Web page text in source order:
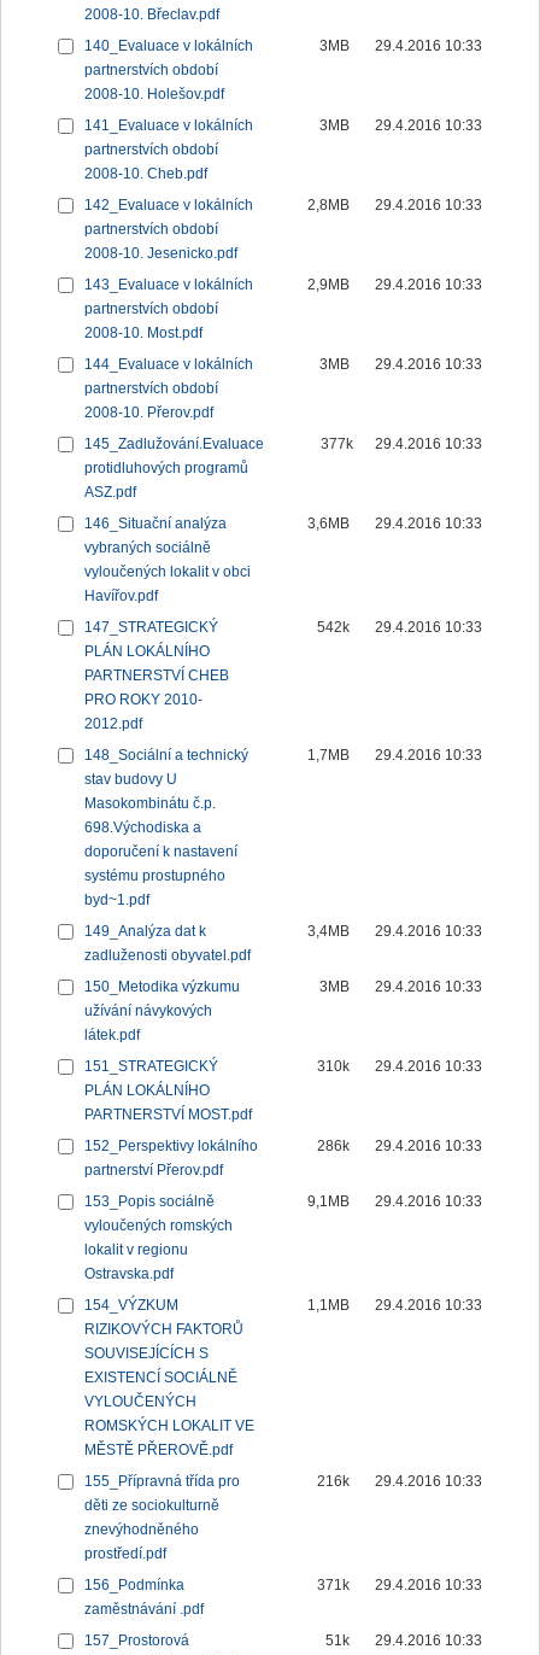
2008-10. Břeclav.pdf
140_Evaluace v lokálních
partnerstvích období
2008-10. Holešov.pdf
3MB 29.4.2016 10:33
141_Evaluace v lokálních
partnerstvích období
2008-10. Cheb.pdf
3MB 29.4.2016 10:33
142_Evaluace v lokálních
partnerstvích období
2008-10. Jesenicko.pdf
2,8MB 29.4.2016 10:33
143_Evaluace v lokálních
partnerstvích období
2008-10. Most.pdf
2,9MB 29.4.2016 10:33
144_Evaluace v lokálních
partnerstvích období
2008-10. Přerov.pdf
3MB 29.4.2016 10:33
145_Zadlužování.Evaluace
protidluhových programů
ASZ.pdf
377k 29.4.2016 10:33
146_Situační analýza
vybraných sociálně
vyloučených lokalit v obci
Havířov.pdf
3,6MB 29.4.2016 10:33
147_STRATEGICKÝ
PLÁN LOKÁLNÍHO
PARTNERSTVÍ CHEB
PRO ROKY 2010-
2012.pdf
542k 29.4.2016 10:33
148_Sociální a technický
stav budovy U
Masokombinátu č.p.
698.Východiska a
doporučení k nastavení
systému prostupného
byd~1.pdf
1,7MB 29.4.2016 10:33
149_Analýza dat k
zadluženosti obyvatel.pdf
3,4MB 29.4.2016 10:33
150_Metodika výzkumu
užívání návykových
látek.pdf
3MB 29.4.2016 10:33
151_STRATEGICKÝ
PLÁN LOKÁLNÍHO
PARTNERSTVÍ MOST.pdf
310k 29.4.2016 10:33
152_Perspektivy lokálního
partnerství Přerov.pdf
286k 29.4.2016 10:33
153_Popis sociálně
vyloučených romských
lokalit v regionu
Ostravska.pdf
9,1MB 29.4.2016 10:33
154_VÝZKUM
RIZIKOVÝCH FAKTORŮ
SOUVISEJÍCÍCH S
EXISTENCÍ SOCIÁLNĚ
VYLOUČENÝCH
ROMSKÝCH LOKALIT VE
MĚSTĚ PŘEROVĚ.pdf
1,1MB 29.4.2016 10:33
155_Přípravná třída pro
děti ze sociokulturně
znevýhodněného
prostředí.pdf
216k 29.4.2016 10:33
156_Podmínka
zaměstnávání .pdf
371k 29.4.2016 10:33
157_Prostorová
51k 29.4.2016 10:33